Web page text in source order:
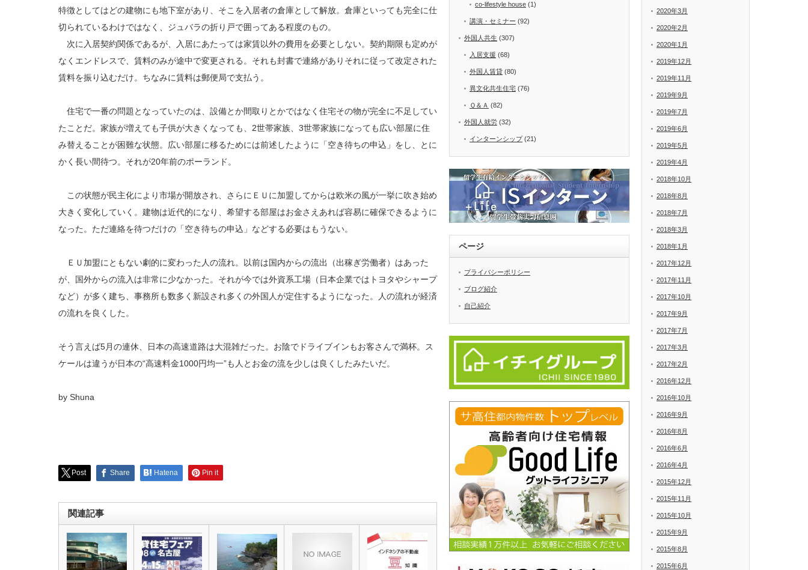
特徴としてはどの建物にも地下室があり、そこを入居者の倉庫として解放。倉庫といっても完全に仕
切られているわけではなく、ジュバラの折り戸で囲ってある程度のもの。
次に入居契約関係であるが、入居にあたっては家賃以外の費用を必要としない。契約期限も定めが
なくエンドレスで、賃料のみが途中で変更される。それも封書で連絡がありそれに従って改定された
賃料を振り込むだけ。ちなみに賃料は郵便局で支払う。
住宅で一番の問題となっていたのは、設備とか間取りとかではなく住宅その物が完全に不足してい
たことだ。家族が増えても子供が大きくなっても、2世帯家族、3世帯家族になっても広い部屋に住
み替えることが困難な状態。広い部屋に移るためには前述したように「空き待ちの申込」をし、とに
かく長い間待つ。それが20年前のポーランド。
この状態が民主化により市場が開放され、さらにＥＵに加盟してからは欧米の風が一挙に吹き始め
大きく変化していく。建物は近代的になり、希望する部屋はお金さえあれば容易に確保できるように
なった。ただ連絡を待つだけの「空き待ちの申込」などする必要はもうない。
ＥＵ加盟にともない劇的に変わった人の流れ。以前は国内からの流出（出稼ぎ労働者）はあった
が、国外からの流入は非常に少なかった。それが今では外資系工場（日本企業ではトヨタやシャープ
など）が多く建ち、事務所も数多く新設され多くの外国人が定住するようになった。人の流れが経済
の流れを良くした。
そう言えば5月の連休、日本の高速道路は大混雑だった。お陰でドライブインもお客さんで満杯。ス
ケールは違うが日本の“高速料金1000円均一”も人とお金の流を少しは良くしたみたいだ。
by Shuna
Post Share Hatena Pin it
関連記事
co-lifestyle house (1)
講演・セミナー (92)
外国人共生 (307)
入居支援 (68)
外国人賃貸 (80)
異文化共生住宅 (76)
Ｑ＆Ａ (82)
外国人就労 (32)
インターンシップ(21)
ページ
プライバシーポリシー
ブログ紹介
自己紹介
2020年3月
2020年2月
2020年1月
2019年12月
2019年11月
2019年9月
2019年7月
2019年6月
2019年5月
2019年4月
2018年10月
2018年8月
2018年7月
2018年3月
2018年1月
2017年12月
2017年11月
2017年10月
2017年9月
2017年7月
2017年3月
2017年2月
2016年12月
2016年10月
2016年9月
2016年8月
2016年6月
2016年4月
2015年12月
2015年11月
2015年10月
2015年9月
2015年8月
2015年6月